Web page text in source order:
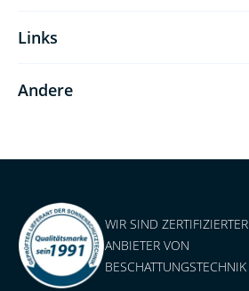
Links
Andere
WIR SIND ZERTIFIZIERTER
ANBIETER VON
BESCHATTUNGSTECHNIK